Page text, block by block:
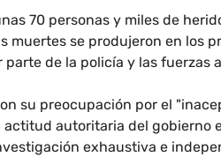
70 personas y miles de
muertes se produjeron en los
de la policía y las fuerzas
su preocupación por el
autoritaria del gobierno
exhaustiva e